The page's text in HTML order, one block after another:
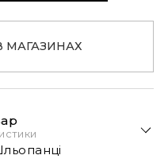
МАГАЗИНАХ